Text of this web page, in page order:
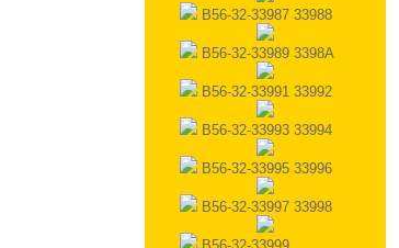
B56-32-33987 33988
B56-32-33989 3398A
B56-32-33991 33992
B56-32-33993 33994
B56-32-33995 33996
B56-32-33997 33998